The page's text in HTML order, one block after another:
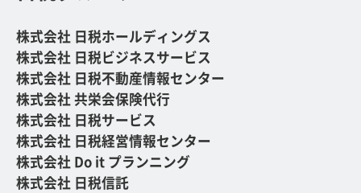
株式会社 日税ホールディングス
株式会社 日税ビジネスサービス
株式会社 日税不動産情報センター
株式会社 共栄会保険代行
株式会社 日税サービス
株式会社 日税経営情報センター
株式会社 Do it プランニング
株式会社 日税信託